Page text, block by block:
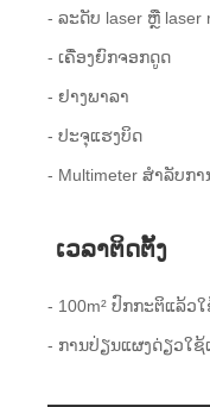
- ລະດັບ laser ຫຼື laser
- ເຄື່ອງຍົກຈອກດູດ
- ຢາງພາລາ
- ປະ​ຈຸ​ແຮງ​ບິດ​
- Multimeter ສໍາລັບກ
ເວລາຕິດຕັ້ງ
- 100m² ປົກກະຕິແລ້ວ
- ການປ່ຽນແຜງດ່ຽວໃຊ້